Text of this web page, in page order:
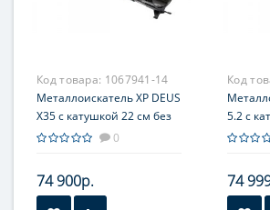
Код товара: 1067941-14
Металлоискатель XP DEUS
X35 с катушкой 22 см без
наушников
0
74 900р.
Код
5.2 с
без
74